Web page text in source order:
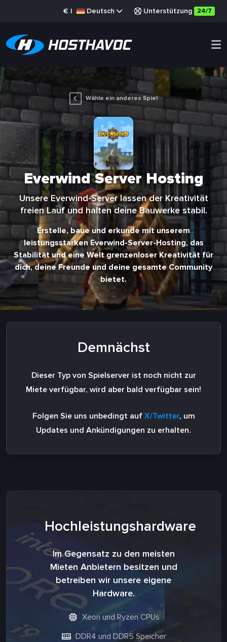
€ | Deutsch Unterstützung 24/7
Wähle ein anderes Spiel
Everwind Server Hosting
Unsere Everwind-Server lassen der Kreativität
freien Lauf und halten deine Bauwerke stabil.
Erstelle, baue und erkunde mit unserem
leistungsstarken Everwind-Server-Hosting, das
Stabilität und eine Welt grenzenloser Kreativität für
dich, deine Freunde und deine gesamte Community
bietet.
Demnächst
Dieser Typ von Spielserver ist noch nicht zur
Miete verfügbar, wird aber bald verfügbar sein!
Folgen Sie uns unbedingt auf X/Twitter, um
Updates und Ankündigungen zu erhalten.
Hochleistungshardware
Im Gegensatz zu den meisten
Mieten Anbietern besitzen und
betreiben wir unsere eigene
Hardware.
Xeon und Ryzen CPUs
DDR4 und DDR5 Speicher